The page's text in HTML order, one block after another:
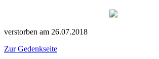
verstorben am 26.07.2018
Zur Gedenkseite